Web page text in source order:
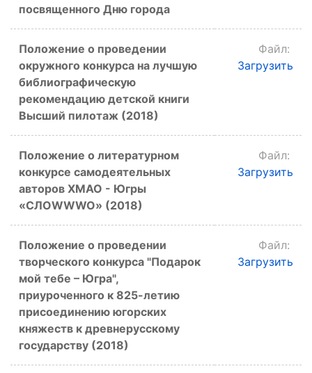
посвященного Дню города
Положение о проведении
окружного конкурса на лучшую
библиографическую
рекомендацию детской книги
Высший пилотаж (2018)
Файл:
Загрузить
Положение о литературном
конкурсе самодеятельных
авторов ХМАО - Югры
«СЛОWWWO» (2018)
Файл:
Загрузить
Положение о проведении
творческого конкурса "Подарок
мой тебе – Югра",
приуроченного к 825-летию
присоединению югорских
княжеств к древнерусскому
государству (2018)
Файл:
Загрузить